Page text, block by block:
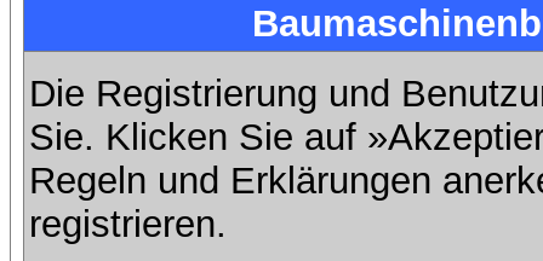
Die Registrierung und
Sie. Klicken Sie auf
Regeln und Erklärungen
registrieren.